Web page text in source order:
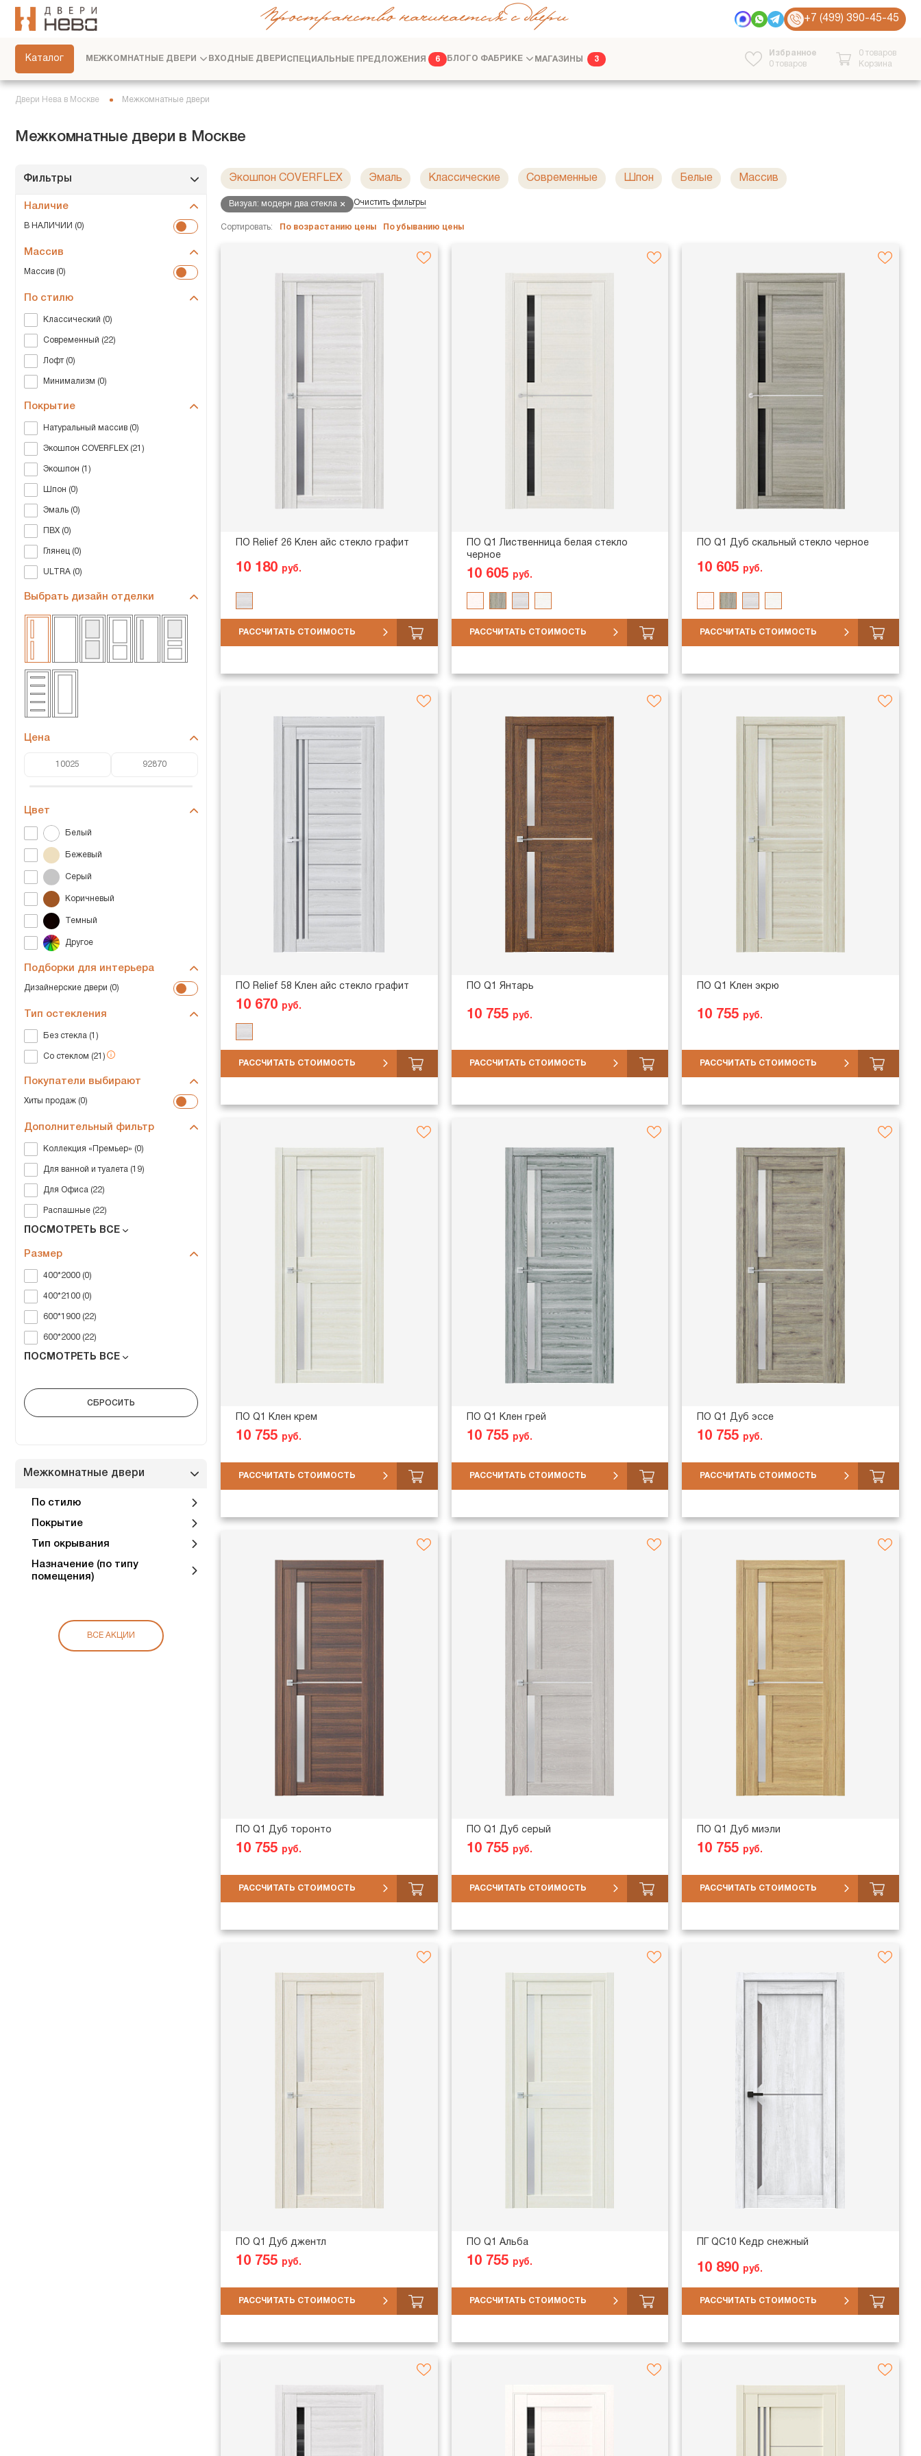
Пространство начинается с двери +7 (499) 390-45-45
Каталог
СКРЫТЫЕ ДВЕРИ
СЕРВИС
МЕЖКОМНАТНЫЕ ДВЕРИ ВХОДНЫЕ ДВЕРИ СПЕЦИАЛЬНЫЕ ПРЕДЛОЖЕНИЯ 6 БЛОГО ФАБРИКЕ
МАГАЗИНЫ 3
Избранное
0 товаров
0 товаров
Корзина
Двери Нева в Москве Межкомнатные двери
Межкомнатные двери в Москве
Фильтры
Наличие
В НАЛИЧИИ (0)
Массив
Массив (0)
По стилю
Классический (0)
Современный (22)
Лофт (0)
Минимализм (0)
Покрытие
Натуральный массив (0)
Экошпон COVERFLEX (21)
Экошпон (1)
Шпон (0)
Эмаль (0)
ПВХ (0)
Глянец (0)
ULTRA (0)
Выбрать дизайн отделки
Цена
Цвет
Подборки для интерьера
Дизайнерские двери (0)
Тип остекления
Без стекла (1)
Со стеклом (21)
Покупатели выбирают
Хиты продаж (0)
Дополнительный фильтр
Коллекция «Премьер» (0)
Для ванной и туалета (19)
Для Офиса (22)
Распашные (22)
ПОСМОТРЕТЬ ВСЕ
Размер
400*2000 (0)
400*2100 (0)
600*1900 (22)
600*2000 (22)
ПОСМОТРЕТЬ ВСЕ
Межкомнатные двери
По стилю
Покрытие
Тип окрывания
Назначение (по типу
помещения)
ВСЕ АКЦИИ
Экошпон COVERFLEX Эмаль Классические Современные Шпон Белые Массив
Визуал: модерн два стекла Очистить фильтры
Сортировать: По возрастанию цены По убыванию цены
ПО Relief 26 Клен айс стекло графит
10 180 руб.
РАССЧИТАТЬ СТОИМОСТЬ
ПО Q1 Лиственница белая стекло
черное
10 605 руб.
РАССЧИТАТЬ СТОИМОСТЬ
ПО Q1 Дуб скальный стекло черное
10 605 руб.
РАССЧИТАТЬ СТОИМОСТЬ
ПО Relief 58 Клен айс стекло графит
10 670 руб.
РАССЧИТАТЬ СТОИМОСТЬ
ПО Q1 Янтарь
10 755 руб.
РАССЧИТАТЬ СТОИМОСТЬ
ПО Q1 Клен экрю
10 755 руб.
РАССЧИТАТЬ СТОИМОСТЬ
ПО Q1 Клен крем
10 755 руб.
РАССЧИТАТЬ СТОИМОСТЬ
ПО Q1 Клен грей
10 755 руб.
РАССЧИТАТЬ СТОИМОСТЬ
ПО Q1 Дуб эссе
10 755 руб.
РАССЧИТАТЬ СТОИМОСТЬ
ПО Q1 Дуб торонто
10 755 руб.
РАССЧИТАТЬ СТОИМОСТЬ
ПО Q1 Дуб серый
10 755 руб.
РАССЧИТАТЬ СТОИМОСТЬ
ПО Q1 Дуб миэли
10 755 руб.
РАССЧИТАТЬ СТОИМОСТЬ
ПО Q1 Дуб джентл
10 755 руб.
РАССЧИТАТЬ СТОИМОСТЬ
ПО Q1 Альба
10 755 руб.
РАССЧИТАТЬ СТОИМОСТЬ
ПГ QC10 Кедр снежный
10 890 руб.
РАССЧИТАТЬ СТОИМОСТЬ